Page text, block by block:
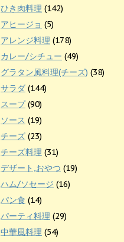
ひき肉料理 (142)
アヒージョ (5)
アレンジ料理 (178)
カレー/シチュー (49)
グラタン風料理(チーズ) (38)
サラダ (144)
スープ(90)
ソース (19)
チーズ (23)
チーズ料理 (31)
デザート,おやつ (19)
ハム/ソセージ (16)
パン食 (14)
パーティ料理 (29)
中華風料理 (54)